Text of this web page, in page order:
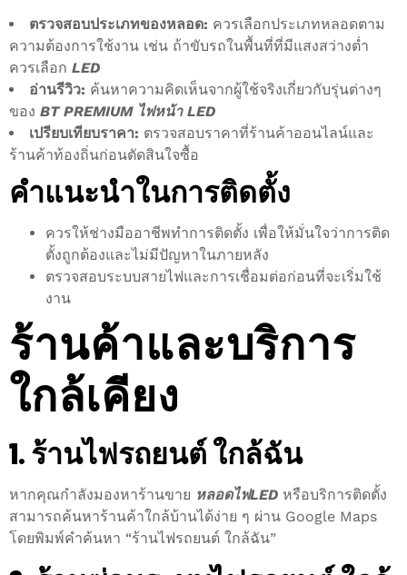
ตรวจสอบประเภทของหลอด: ควรเลือกประเภทหลอดตาม
ความต้องการใช้งาน เช่น ถ้าขับรถในพื้นที่ที่มีแสงสว่างต่ำ
ควรเลือก LED
อ่านรีวิว: ค้นหาความคิดเห็นจากผู้ใช้จริงเกี่ยวกับรุ่นต่างๆ
ของ BT PREMIUM ไฟหน้า LED
เปรียบเทียบราคา: ตรวจสอบราคาที่ร้านค้าออนไลน์และ
ร้านค้าท้องถิ่นก่อนตัดสินใจซื้อ
คำแนะนำในการติดตั้ง
ควรให้ช่างมืออาชีพทำการติดตั้ง เพื่อให้มั่นใจว่าการติด
ตั้งถูกต้องและไม่มีปัญหาในภายหลัง
ตรวจสอบระบบสายไฟและการเชื่อมต่อก่อนที่จะเริ่มใช้
งาน
ร้านค้าและบริการ
ใกล้เคียง
1. ร้านไฟรถยนต์ ใกล้ฉัน
หากคุณกำลังมองหาร้านขาย หลอดไฟLED หรือบริการติดตั้ง
สามารถค้นหาร้านค้าใกล้บ้านได้ง่าย ๆ ผ่าน Google Maps
โดยพิมพ์คำค้นหา “ร้านไฟรถยนต์ ใกล้ฉัน”